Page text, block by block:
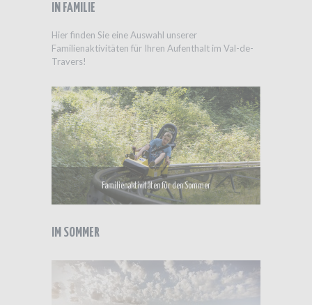
IN FAMILIE
Hier finden Sie eine Auswahl unserer
Familienaktivitäten für Ihren Aufenthalt im Val-de-
Travers!
Familienaktivitäten für den Sommer
IM SOMMER